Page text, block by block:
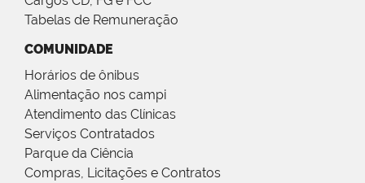
Tabelas de Remuneração
COMUNIDADE
Horários de ônibus
Alimentação nos campi
Atendimento das Clínicas
Serviços Contratados
Parque da Ciência
Compras, Licitações e Contratos